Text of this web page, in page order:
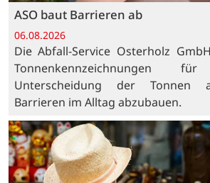
ASO baut Barrieren ab
06.08.2026
Die Abfall-Service Osterholz
Tonnenkennzeichnungen
Unterscheidung der Tonnen
Barrieren im Alltag abzubauen.